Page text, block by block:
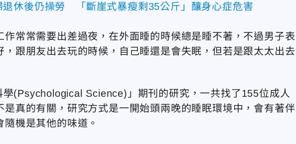
退休後仍操勞 「斷崖式暴瘦剩35公斤」釀身心症危害
常常需要出差過夜，在外面睡的時候總是睡不著，不過男子表
跟朋友出去玩的時候，自己睡還是會失眠，但若是跟太太出去
(Psychological Science)」期刊的研究，一共找了155位成人
真的有關，研究方式是一開始頭兩晚的睡眠環境中，會有著伴
機是其他的味道。